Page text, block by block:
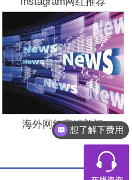
海外网红营销新闻
想了解下费用